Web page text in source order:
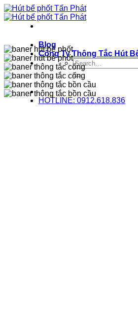
Bỏ
qua
Blog
Công Ty Thông Tắc Hút
HOTLINE: 0912.618.836